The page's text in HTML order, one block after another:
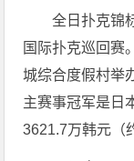
全日扑克锦
国际扑克巡回赛
城综合度假村举
主赛事冠军是日
3621.7万韩元（